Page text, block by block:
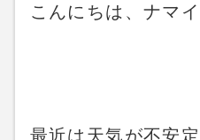
こんにちは、ナマイ
最近は天気が不安